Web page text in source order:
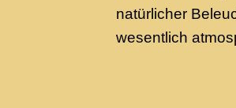
natürlicher
wesentlich